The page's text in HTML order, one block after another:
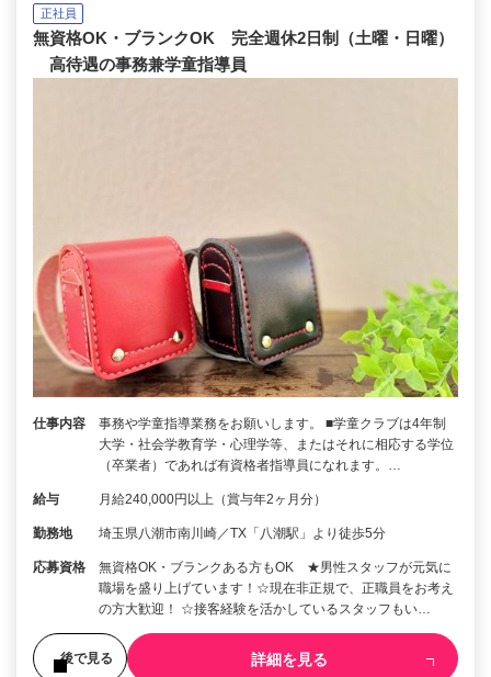
正社員
無資格OK・ブランクOK 完全週休2日制（土曜・日曜）
高待遇の事務兼学童指導員
仕事内容
事務や学童指導業務をお願いします。 ■学童クラブは4年制
大学・社会学教育学・心理学等、またはそれに相応する学位
（卒業者）であれば有資格者指導員になれます。…
給与 月給240,000円以上（賞与年2ヶ月分）
勤務地 埼玉県八潮市南川崎／TX「八潮駅」より徒歩5分
応募資格
無資格OK・ブランクある方もOK ★男性スタッフが元気に
職場を盛り上げています！☆現在非正規で、正職員をお考え
の方大歓迎！ ☆接客経験を活かしているスタッフもい…
後で見る 詳細を見る